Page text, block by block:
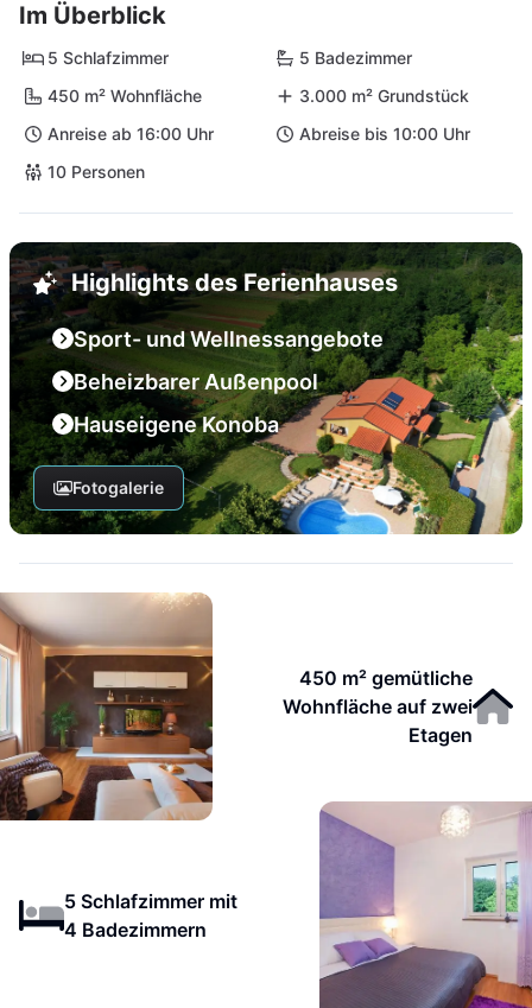
Im Überblick
5 Schlafzimmer
5 Badezimmer
450 m² Wohnfläche
3.000 m² Grundstück
Anreise ab 16:00 Uhr
Abreise bis 10:00 Uhr
10 Personen
Highlights des Ferienhauses
Sport- und Wellnessangebote
Beheizbarer Außenpool
Hauseigene Konoba
Fotogalerie
450 m² gemütliche
Wohnfläche auf zwei
Etagen
5 Schlafzimmer mit
4 Badezimmern